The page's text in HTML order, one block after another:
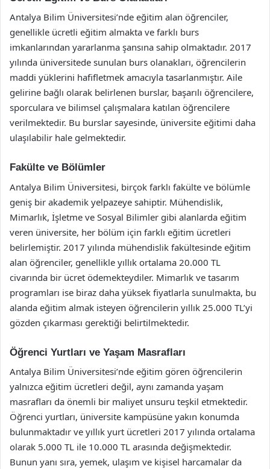
Antalya Bilim Üniversitesi’nde eğitim alan öğrenciler,
genellikle ücretli eğitim almakta ve farklı burs
imkanlarından yararlanma şansına sahip olmaktadır. 2017
yılında üniversitede sunulan burs olanakları, öğrencilerin
maddi yüklerini hafifletmek amacıyla tasarlanmıştır. Aile
gelirine bağlı olarak belirlenen burslar, başarılı öğrencilere,
sporculara ve bilimsel çalışmalara katılan öğrencilere
verilmektedir. Bu burslar sayesinde, üniversite eğitimi daha
ulaşılabilir hale gelmektedir.
Fakülte ve Bölümler
Antalya Bilim Üniversitesi, birçok farklı fakülte ve bölümle
geniş bir akademik yelpazeye sahiptir. Mühendislik,
Mimarlık, İşletme ve Sosyal Bilimler gibi alanlarda eğitim
veren üniversite, her bölüm için farklı eğitim ücretleri
belirlemiştir. 2017 yılında mühendislik fakültesinde eğitim
alan öğrenciler, genellikle yıllık ortalama 20.000 TL
civarında bir ücret ödemekteydiler. Mimarlık ve tasarım
programları ise biraz daha yüksek fiyatlarla sunulmakta, bu
alanda eğitim almak isteyen öğrencilerin yıllık 25.000 TL’yi
gözden çıkarması gerektiği belirtilmektedir.
Öğrenci Yurtları ve Yaşam Masrafları
Antalya Bilim Üniversitesi’nde eğitim gören öğrencilerin
yalnızca eğitim ücretleri değil, aynı zamanda yaşam
masrafları da önemli bir maliyet unsuru teşkil etmektedir.
Öğrenci yurtları, üniversite kampüsüne yakın konumda
bulunmaktadır ve yıllık yurt ücretleri 2017 yılında ortalama
olarak 5.000 TL ile 10.000 TL arasında değişmektedir.
Bunun yanı sıra, yemek, ulaşım ve kişisel harcamalar da